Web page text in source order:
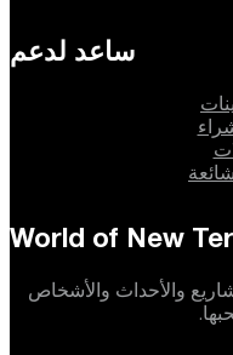
ساعد لدعم
World of New
والأحداث والأشخاص